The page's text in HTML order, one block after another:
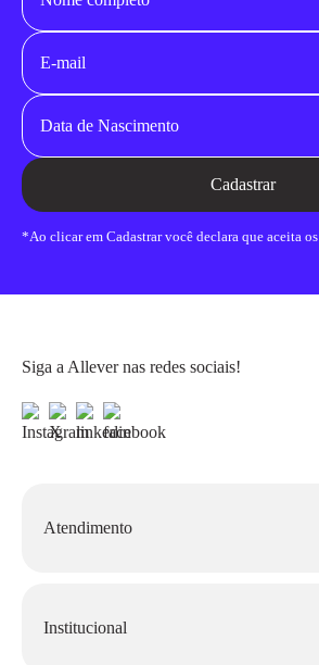
Cadastrar
*Ao clicar em Cadastrar você declara que aceita os
Siga a Allever nas redes sociais!
Atendimento
FAQ
Institucional